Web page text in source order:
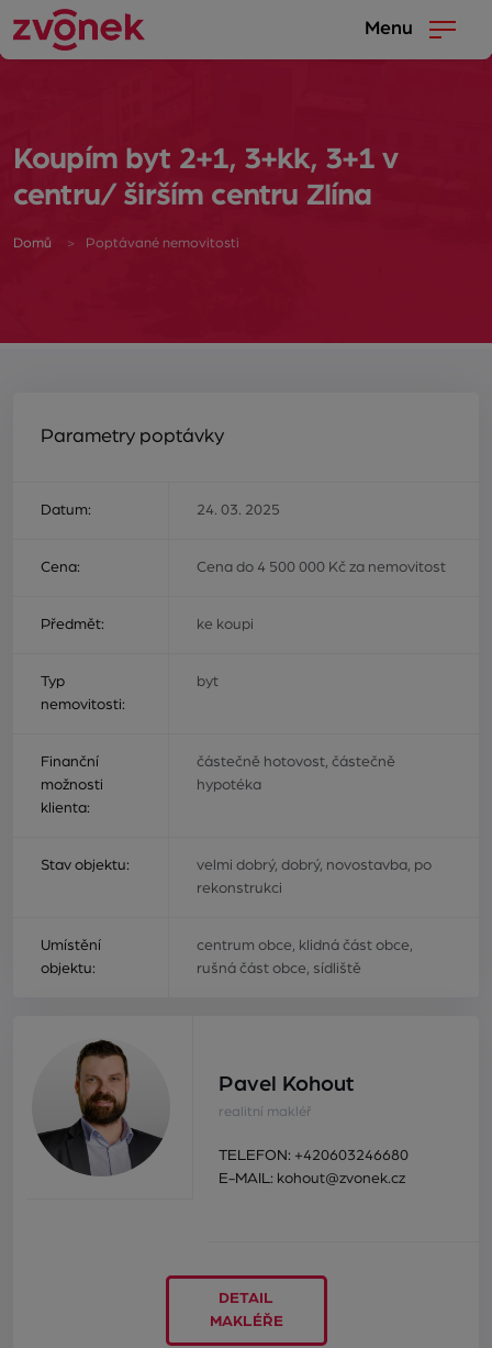
Menu
Koupím byt 2+1, 3+kk, 3+1 v
centru/ širším centru Zlína
Domů Poptávané nemovitosti
Parametry poptávky
Datum: 24. 03. 2025
Cena: Cena do 4 500 000 Kč za nemovitost
Předmět: ke koupi
Typ
nemovitosti:
byt
Finanční
možnosti
klienta:
částečně hotovost, částečně
hypotéka
Stav objektu:
velmi dobrý, dobrý, novostavba, po
rekonstrukci
Umístění
objektu:
centrum obce, klidná část obce,
rušná část obce, sídliště
Pavel Kohout
realitní makléř
TELEFON: +420603246680
E-MAIL: kohout@zvonek.cz
DETAIL
MAKLÉŘE